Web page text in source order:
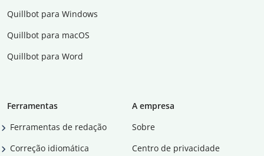
Quillbot para Windows
Quillbot para macOS
Quillbot para Word
Ferramentas
Ferramentas de redação
Correção idiomática
A empresa
Sobre
Centro de privacidade